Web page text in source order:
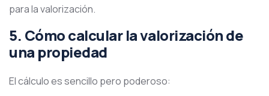
para la valorización.
5. Cómo calcular la valorización de
una propiedad
El cálculo es sencillo pero poderoso: